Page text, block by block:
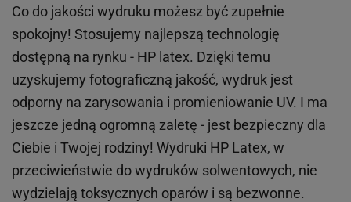
Co do jakości wydruku możesz być zupełnie
spokojny! Stosujemy najlepszą technologię
dostępną na rynku - HP latex. Dzięki temu
uzyskujemy fotograficzną jakość, wydruk jest
odporny na zarysowania i promieniowanie UV. I ma
jeszcze jedną ogromną zaletę - jest bezpieczny dla
Ciebie i Twojej rodziny! Wydruki HP Latex, w
przeciwieństwie do wydruków solwentowych, nie
wydzielają toksycznych oparów i są bezwonne.